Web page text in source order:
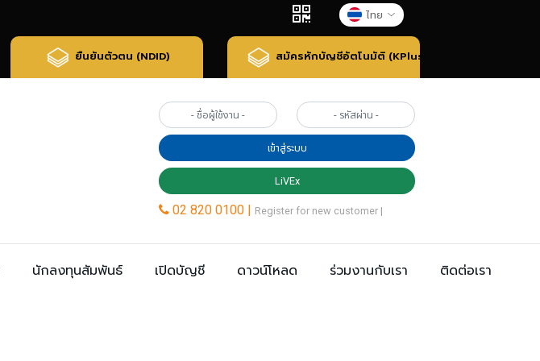
ไทย
ยืนยันตัวตน (NDID) สมัครหักบัญชีอัตโนมัติ (KPlus)
นักลงทุนสัมพันธ์ เปิดบัญชี ดาวน์โหลด ร่วมงานกับเรา ติดต่อเรา